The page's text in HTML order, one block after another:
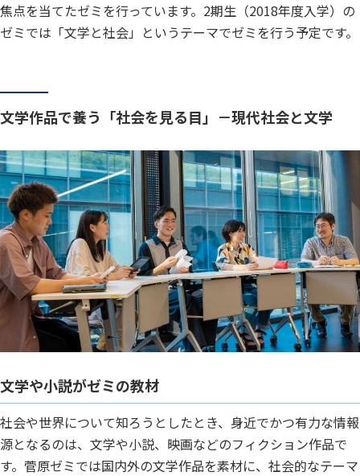
焦点を当てたゼミを行っています。2期生（2018年度入学）の
ゼミでは「文学と社会」というテーマでゼミを行う予定です。
文学作品で養う「社会を見る目」－現代社会と文学
文学や小説がゼミの教材
社会や世界について知ろうとしたとき、身近でかつ有力な情報
源となるのは、文学や小説、映画などのフィクション作品で
す。菅原ゼミでは国内外の文学作品を素材に、社会的なテーマ